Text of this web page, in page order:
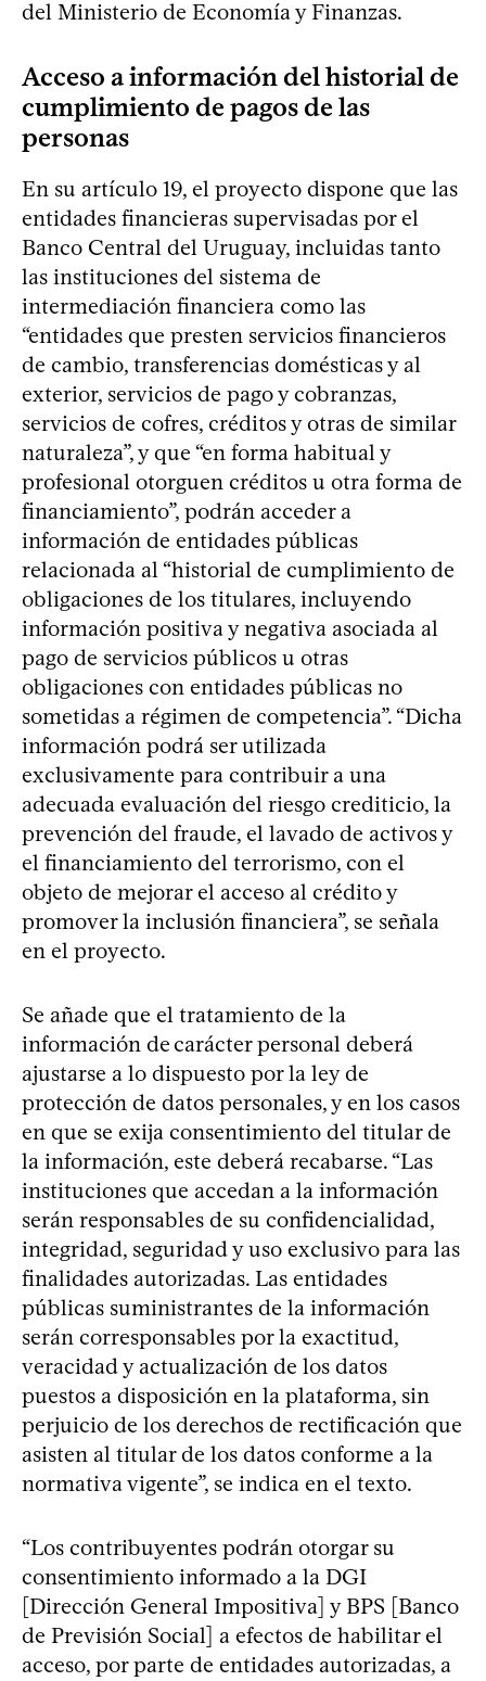
del Ministerio de Economía y Finanzas.
Acceso a información del historial de
cumplimiento de pagos de las
personas
En su artículo 19, el proyecto dispone que las
entidades financieras supervisadas por el
Banco Central del Uruguay, incluidas tanto
las instituciones del sistema de
intermediación financiera como las
“entidades que presten servicios financieros
de cambio, transferencias domésticas y al
exterior, servicios de pago y cobranzas,
servicios de cofres, créditos y otras de similar
naturaleza”, y que “en forma habitual y
profesional otorguen créditos u otra forma de
financiamiento”, podrán acceder a
información de entidades públicas
relacionada al “historial de cumplimiento de
obligaciones de los titulares, incluyendo
información positiva y negativa asociada al
pago de servicios públicos u otras
obligaciones con entidades públicas no
sometidas a régimen de competencia”. “Dicha
información podrá ser utilizada
exclusivamente para contribuir a una
adecuada evaluación del riesgo crediticio, la
prevención del fraude, el lavado de activos y
el financiamiento del terrorismo, con el
objeto de mejorar el acceso al crédito y
promover la inclusión financiera”, se señala
en el proyecto.
Se añade que el tratamiento de la
información de carácter personal deberá
ajustarse a lo dispuesto por la ley de
protección de datos personales, y en los casos
en que se exija consentimiento del titular de
la información, este deberá recabarse. “Las
instituciones que accedan a la información
serán responsables de su confidencialidad,
integridad, seguridad y uso exclusivo para las
finalidades autorizadas. Las entidades
públicas suministrantes de la información
serán corresponsables por la exactitud,
veracidad y actualización de los datos
puestos a disposición en la plataforma, sin
perjuicio de los derechos de rectificación que
asisten al titular de los datos conforme a la
normativa vigente”, se indica en el texto.
“Los contribuyentes podrán otorgar su
consentimiento informado a la DGI
[Dirección General Impositiva] y BPS [Banco
de Previsión Social] a efectos de habilitar el
acceso, por parte de entidades autorizadas, a